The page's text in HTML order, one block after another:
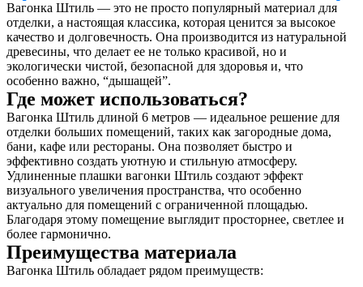
Вагонка Штиль — это не просто популярный материал для
отделки, а настоящая классика, которая ценится за высокое
качество и долговечность. Она производится из натуральной
древесины, что делает ее не только красивой, но и
экологически чистой, безопасной для здоровья и, что
особенно важно, “дышащей”.
Где может использоваться?
Вагонка Штиль длиной 6 метров — идеальное решение для
отделки больших помещений, таких как загородные дома,
бани, кафе или рестораны. Она позволяет быстро и
эффективно создать уютную и стильную атмосферу.
Удлиненные плашки вагонки Штиль создают эффект
визуального увеличения пространства, что особенно
актуально для помещений с ограниченной площадью.
Благодаря этому помещение выглядит просторнее, светлее и
более гармонично.
Преимущества материала
Вагонка Штиль обладает рядом преимуществ: